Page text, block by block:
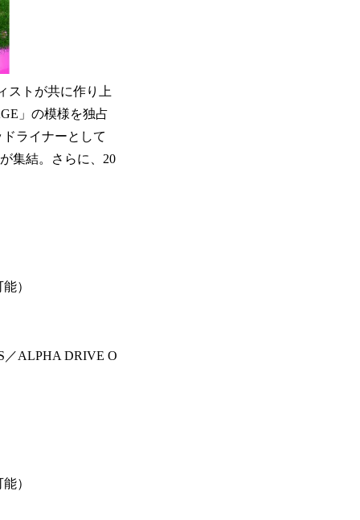
ストが共に作り上
」の模様を独占
ライナーとして
集結。さらに、20
）
／ALPHA DRIVE O
）